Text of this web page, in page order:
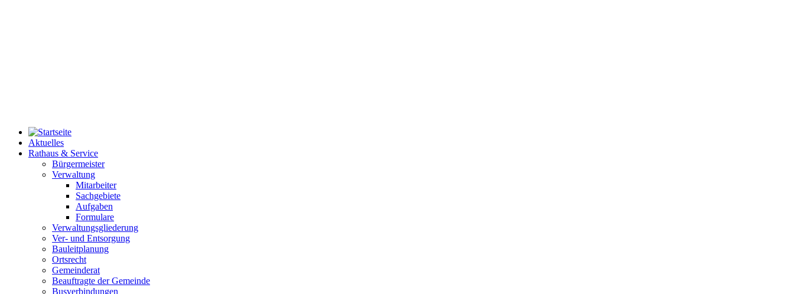
Aktuelles
Rathaus & Service
Bürgermeister
Verwaltung
Mitarbeiter
Sachgebiete
Aufgaben
Formulare
Verwaltungsgliederung
Ver- und Entsorgung
Bauleitplanung
Ortsrecht
Gemeinderat
Beauftragte der Gemeinde
Busverbindungen